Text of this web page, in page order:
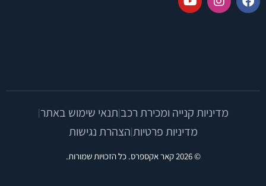
מדיניות קנייה ומכירת רכב|תנאי שימוש באתר|
מדיניות פרטיות|הצהרת נגישות
© 2026 קאר אקספרס. כל הזכויות שמורות.